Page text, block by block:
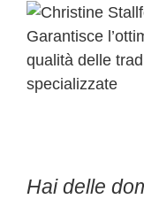
Hai delle